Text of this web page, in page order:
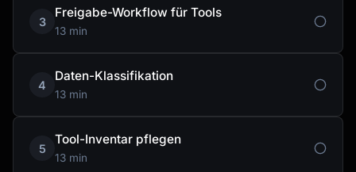
3
Freigabe-Workflow für Tools
13 min
4
Daten-Klassifikation
13 min
5
Tool-Inventar pflegen
13 min